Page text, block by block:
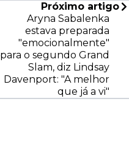
Próximo artigo
Aryna Sabalenka
estava preparada
"emocionalmente"
para o segundo Grand
Slam, diz Lindsay
Davenport: "A melhor
que já a vi"